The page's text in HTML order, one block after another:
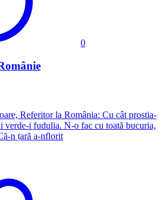
0
Referitor la România: Cu cât prostia-
verde-i fudulia. N-o fac cu toată bucuria,
n țară a-nflorit